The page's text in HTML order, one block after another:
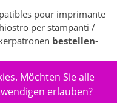
pour imprimante
per stampanti /
bestellen-
Scannen & Faxen >
> Drucker-
Möchten Sie alle
erlauben?